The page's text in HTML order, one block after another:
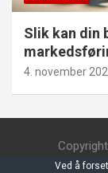
Slik kan din
4. november
Theme by:
Ved å